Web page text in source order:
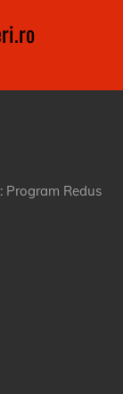
Program Redus